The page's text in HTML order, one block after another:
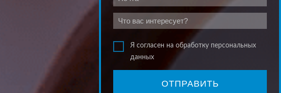
Я согласен на обработку персональных
данных